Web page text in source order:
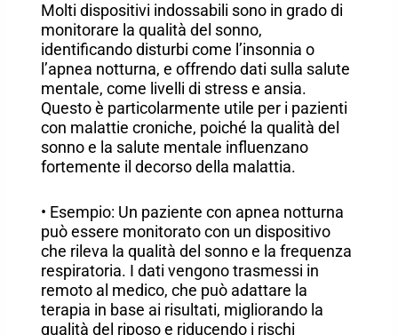
Molti dispositivi indossabili sono in grado di
monitorare la qualità del sonno,
identificando disturbi come l’insonnia o
l’apnea notturna, e offrendo dati sulla salute
mentale, come livelli di stress e ansia.
Questo è particolarmente utile per i pazienti
con malattie croniche, poiché la qualità del
sonno e la salute mentale influenzano
fortemente il decorso della malattia.
• Esempio: Un paziente con apnea notturna
può essere monitorato con un dispositivo
che rileva la qualità del sonno e la frequenza
respiratoria. I dati vengono trasmessi in
remoto al medico, che può adattare la
terapia in base ai risultati, migliorando la
qualità del riposo e riducendo i rischi